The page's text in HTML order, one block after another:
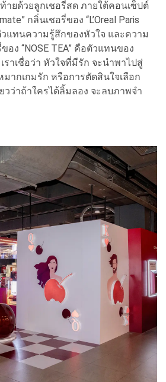
ายด้วยลูกเชอรี่สด ภายใต้คอนเซ็ปต์
กลิ่นเชอรี่ของ “L’Oreal Paris
วแทนความรู้สึกของหัวใจ และความ
ง “NOSE TEA” คือตัวแทนของ
ราเชื่อว่า หัวใจที่มีรัก จะนำพาไปสู่
มากเกมรัก หรือการตัดสินใจเลือก
วว่าถ้าใครได้ลิ้มลอง จะลบภาพจำ